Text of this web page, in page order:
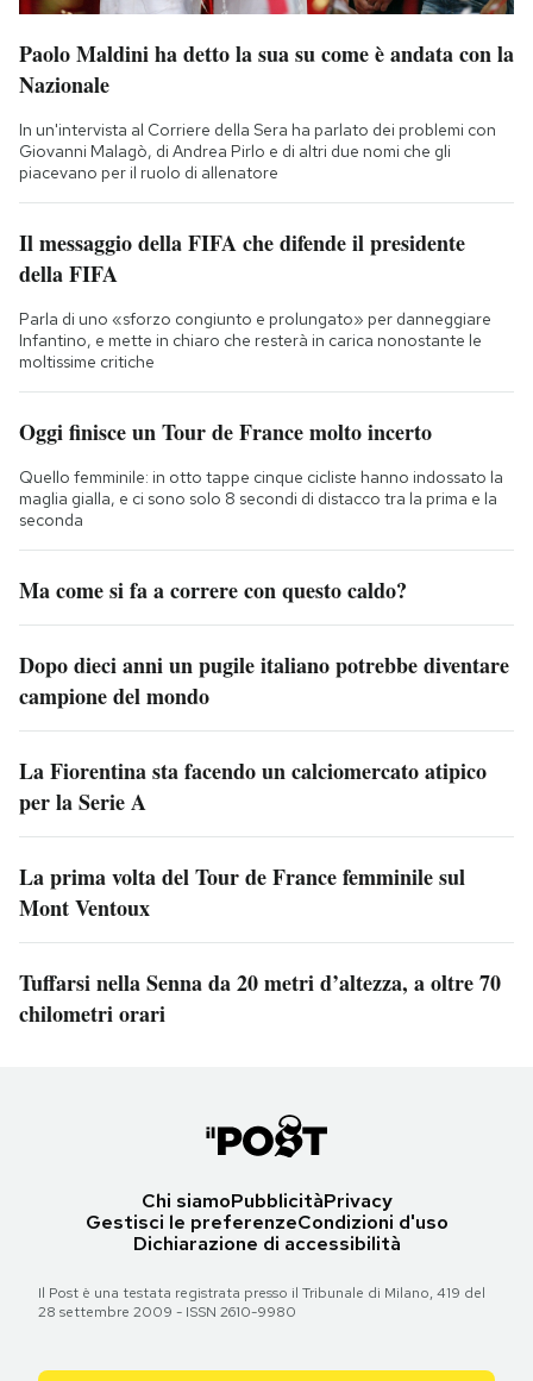
Paolo Maldini ha detto la sua su come è andata con la
Nazionale
In un'intervista al Corriere della Sera ha parlato dei problemi con
Giovanni Malagò, di Andrea Pirlo e di altri due nomi che gli
piacevano per il ruolo di allenatore
Il messaggio della FIFA che difende il presidente
della FIFA
Parla di uno «sforzo congiunto e prolungato» per danneggiare
Infantino, e mette in chiaro che resterà in carica nonostante le
moltissime critiche
Oggi finisce un Tour de France molto incerto
Quello femminile: in otto tappe cinque cicliste hanno indossato la
maglia gialla, e ci sono solo 8 secondi di distacco tra la prima e la
seconda
Ma come si fa a correre con questo caldo?
Dopo dieci anni un pugile italiano potrebbe diventare
campione del mondo
La Fiorentina sta facendo un calciomercato atipico
per la Serie A
La prima volta del Tour de France femminile sul
Mont Ventoux
Tuffarsi nella Senna da 20 metri d’altezza, a oltre 70
chilometri orari
Chi siamoPubblicitàPrivacy
Gestisci le preferenzeCondizioni d'uso
Dichiarazione di accessibilità
Il Post è una testata registrata presso il Tribunale di Milano, 419 del
28 settembre 2009 - ISSN 2610-9980